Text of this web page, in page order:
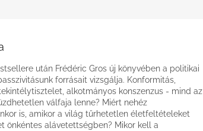
után Frédéric Gros új könyvében a politikai
forrásait vizsgálja. Konformitás,
alkotmányos konszenzus - mind az
válfaja lenne? Miért nehéz
is, amikor a világ tűrhetetlen életfeltételeket
önkéntes alávetettségben? Mikor kell a